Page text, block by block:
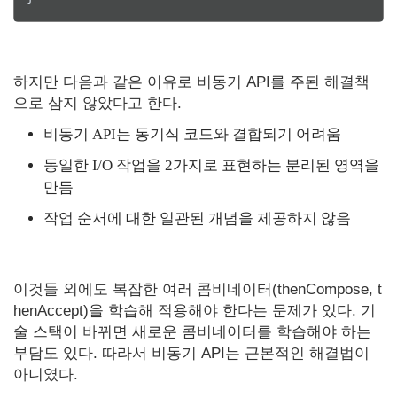
하지만 다음과 같은 이유로 비동기 API를 주된 해결책
으로 삼지 않았다고 한다.
비동기 API는 동기식 코드와 결합되기 어려움
동일한 I/O 작업을 2가지로 표현하는 분리된 영역을
만듬
작업 순서에 대한 일관된 개념을 제공하지 않음
이것들 외에도 복잡한 여러 콤비네이터(thenCompose, t
henAccept)을 학습해 적용해야 한다는 문제가 있다. 기
술 스택이 바뀌면 새로운 콤비네이터를 학습해야 하는
부담도 있다. 따라서 비동기 API는 근본적인 해결법이
아니였다.